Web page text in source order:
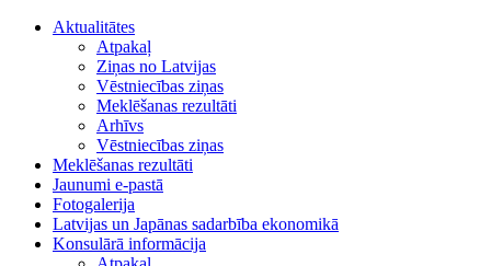
Aktualitātes
Atpakaļ
Ziņas no Latvijas
Vēstniecības ziņas
Meklēšanas rezultāti
Arhīvs
Vēstniecības ziņas
Meklēšanas rezultāti
Jaunumi e-pastā
Fotogalerija
Latvijas un Japānas sadarbība ekonomikā
Konsulārā informācija